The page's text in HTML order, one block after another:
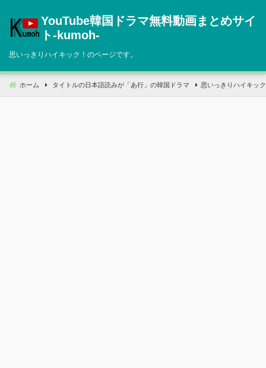
へ
動
YouTube韓国ドラマ無料動画まとめサイ
ト‐kumoh‐
思いっきりハイキック！のページです。
ホーム タイトルの日本語読みが「あ行」の韓国ドラマ 思いっきりハイキッ